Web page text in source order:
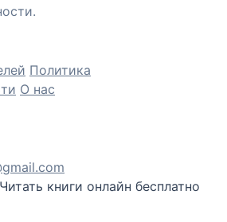
Политика
О нас
Читать книги онлайн бесплатно